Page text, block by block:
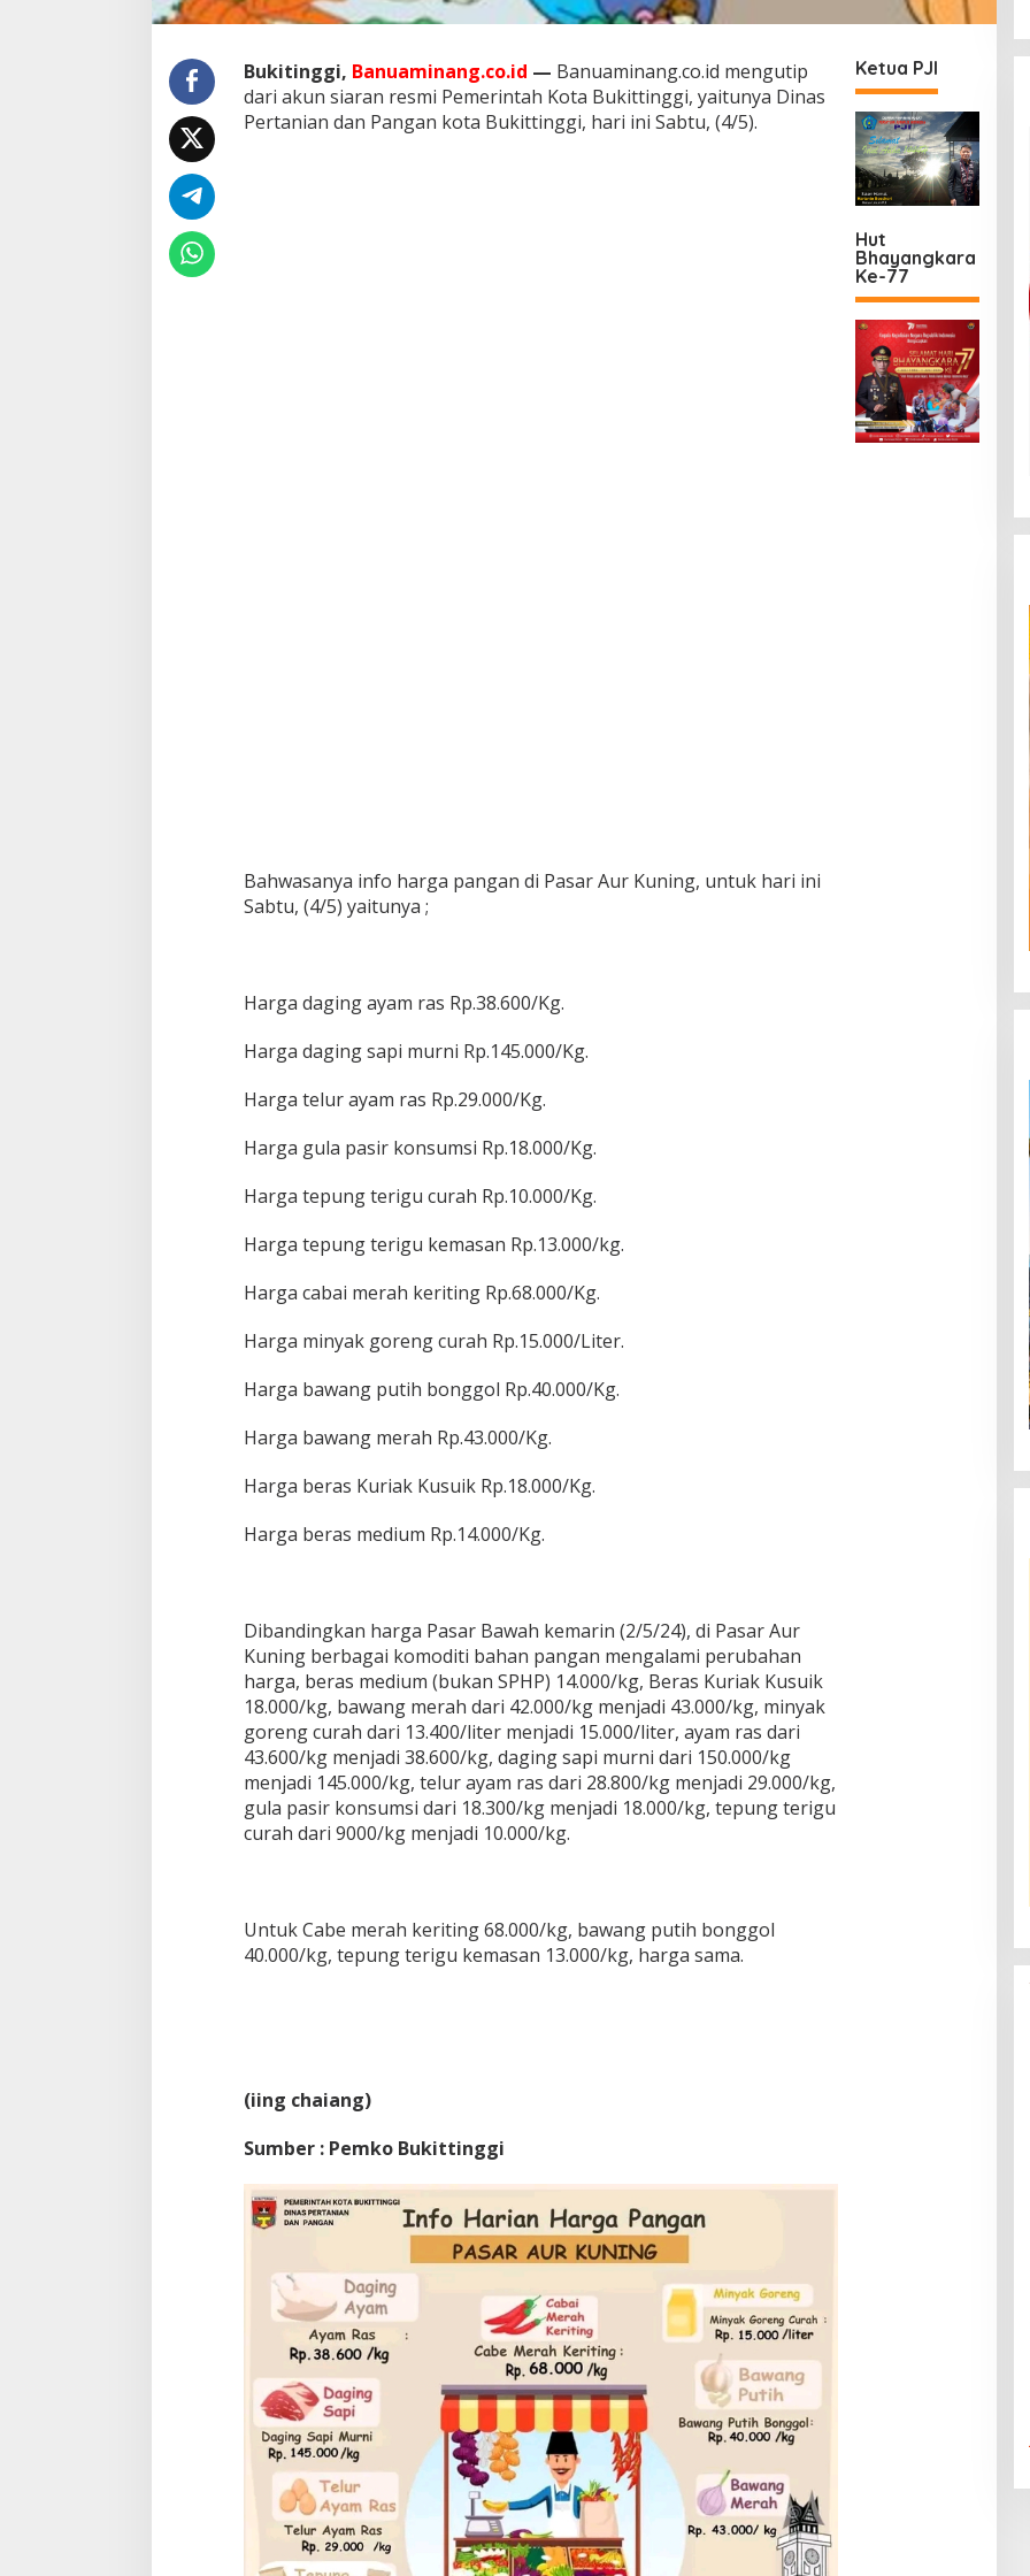
i
I
i
,
S
a
Bukitinggi, Banuaminang.co.id — Banuaminang.co.id mengutip
dari akun siaran resmi Pemerintah Kota Bukittinggi, yaitunya Dinas
Pertanian dan Pangan kota Bukittinggi, hari ini Sabtu, (4/5).
Bahwasanya info harga pangan di Pasar Aur Kuning, untuk hari ini
Sabtu, (4/5) yaitunya ;
Harga daging ayam ras Rp.38.600/Kg.
Harga daging sapi murni Rp.145.000/Kg.
Harga telur ayam ras Rp.29.000/Kg.
Harga gula pasir konsumsi Rp.18.000/Kg.
Harga tepung terigu curah Rp.10.000/Kg.
Harga tepung terigu kemasan Rp.13.000/kg.
Harga cabai merah keriting Rp.68.000/Kg.
Harga minyak goreng curah Rp.15.000/Liter.
Harga bawang putih bonggol Rp.40.000/Kg.
Harga bawang merah Rp.43.000/Kg.
Harga beras Kuriak Kusuik Rp.18.000/Kg.
Harga beras medium Rp.14.000/Kg.
Dibandingkan harga Pasar Bawah kemarin (2/5/24), di Pasar Aur
Kuning berbagai komoditi bahan pangan mengalami perubahan
harga, beras medium (bukan SPHP) 14.000/kg, Beras Kuriak Kusuik
18.000/kg, bawang merah dari 42.000/kg menjadi 43.000/kg, minyak
goreng curah dari 13.400/liter menjadi 15.000/liter, ayam ras dari
43.600/kg menjadi 38.600/kg, daging sapi murni dari 150.000/kg
menjadi 145.000/kg, telur ayam ras dari 28.800/kg menjadi 29.000/kg,
gula pasir konsumsi dari 18.300/kg menjadi 18.000/kg, tepung terigu
curah dari 9000/kg menjadi 10.000/kg.
Untuk Cabe merah keriting 68.000/kg, bawang putih bonggol
40.000/kg, tepung terigu kemasan 13.000/kg, harga sama.
(iing chaiang)
Sumber : Pemko Bukittinggi
Ketua PJI
Hut
Bhayangkara
Ke-77